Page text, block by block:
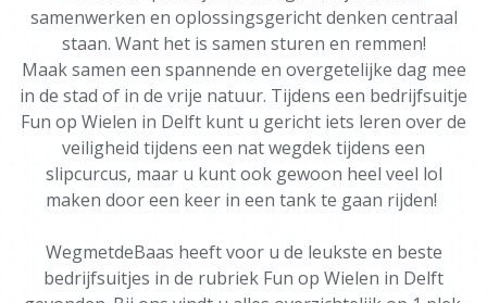
samenwerken en oplossingsgericht denken centraal
staan. Want het is samen sturen en remmen!
Maak samen een spannende en overgetelijke dag mee
in de stad of in de vrije natuur. Tijdens een bedrijfsuitje
Fun op Wielen in Delft kunt u gericht iets leren over de
veiligheid tijdens een nat wegdek tijdens een
slipcurcus, maar u kunt ook gewoon heel veel lol
maken door een keer in een tank te gaan rijden!
WegmetdeBaas heeft voor u de leukste en beste
bedrijfsuitjes in de rubriek Fun op Wielen in Delft